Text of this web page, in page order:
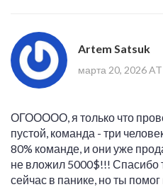
Artem Satsuk
марта 20, 2026
ОГООООО, я только что
пустой, команда - три
80% команде, и они уже
не вложил 5000$!!! Спасибо
сейчас в панике, но ты